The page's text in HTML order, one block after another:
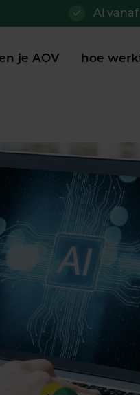
Al
je AOV hoe